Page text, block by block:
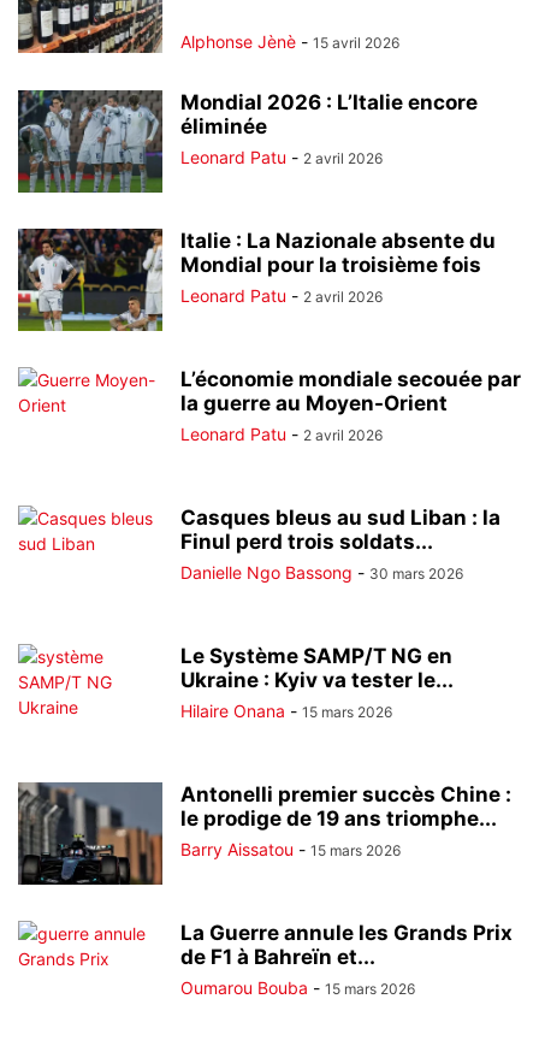
Alphonse Jènè - 15 avril 2026
Mondial 2026 : L’Italie encore
éliminée
Leonard Patu - 2 avril 2026
Italie : La Nazionale absente du
Mondial pour la troisième fois
Leonard Patu - 2 avril 2026
L’économie mondiale secouée par
la guerre au Moyen-Orient
Leonard Patu - 2 avril 2026
Casques bleus au sud Liban : la
Finul perd trois soldats...
Danielle Ngo Bassong - 30 mars 2026
Le Système SAMP/T NG en
Ukraine : Kyiv va tester le...
Hilaire Onana - 15 mars 2026
Antonelli premier succès Chine :
le prodige de 19 ans triomphe...
Barry Aissatou - 15 mars 2026
La Guerre annule les Grands Prix
de F1 à Bahreïn et...
Oumarou Bouba - 15 mars 2026